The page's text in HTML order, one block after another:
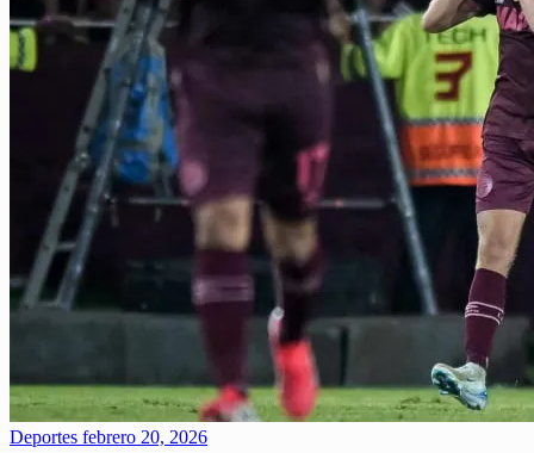
Deportes febrero 20, 2026